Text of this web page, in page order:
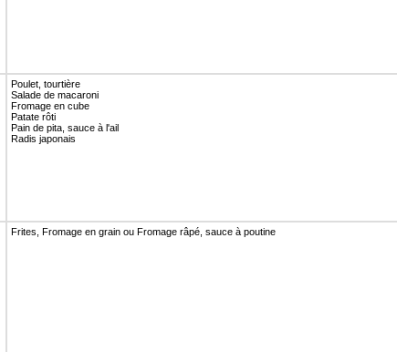
Poulet, tourtière
Salade de macaroni
Fromage en cube
Patate rôti
Pain de pita, sauce à l'ail
Radis japonais
Frites, Fromage en grain ou Fromage râpé, sauce à poutine